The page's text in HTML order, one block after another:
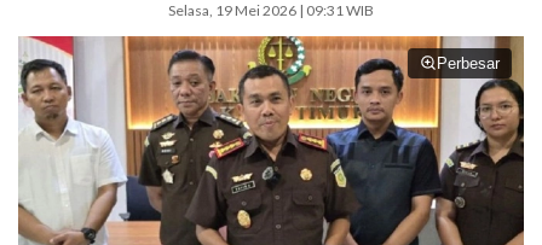
Selasa, 19 Mei 2026 | 09:31 WIB
Perbesar